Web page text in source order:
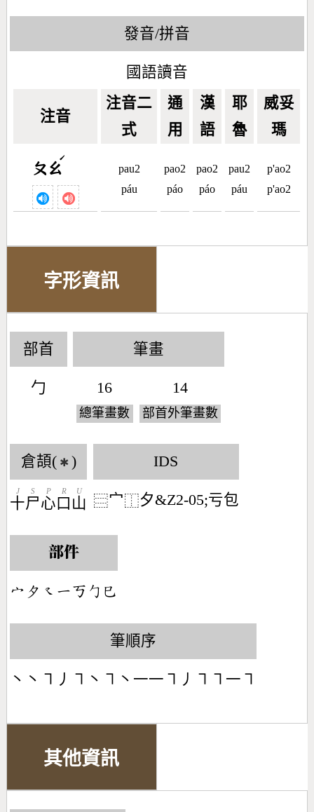
發音/拼音
國語讀音
注音
注音二
式
通
用
漢
語
耶
魯
威妥
瑪
ㄆㄠ
ˊ
pau2
páu
pao2
páo
pao2
páo
pau2
páu
p'ao2
p'ao2
字形資訊
部首
勹
筆畫
16
總筆畫數
14
部首外筆畫數
倉頡( ✱ )
十
J
尸
S
心
P
口
R
山
U
IDS
⿳宀⿰夕&Z2-05;亏包
部件
󶂊󶂆󶁕󶀀󶀠󶀿󶂐
筆順序
丶丶㇕丿㇕丶㇕丶一一㇕丿㇕㇕一㇕
其他資訊